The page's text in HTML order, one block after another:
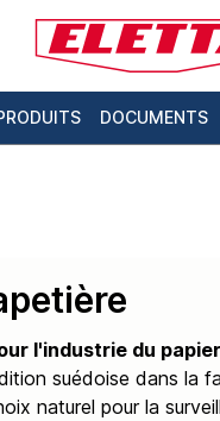
DOCUMENTS
l'industrie du
suédoise dans la
naturel pour la